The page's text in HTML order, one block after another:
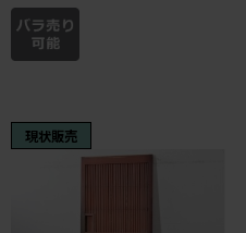
現状販売